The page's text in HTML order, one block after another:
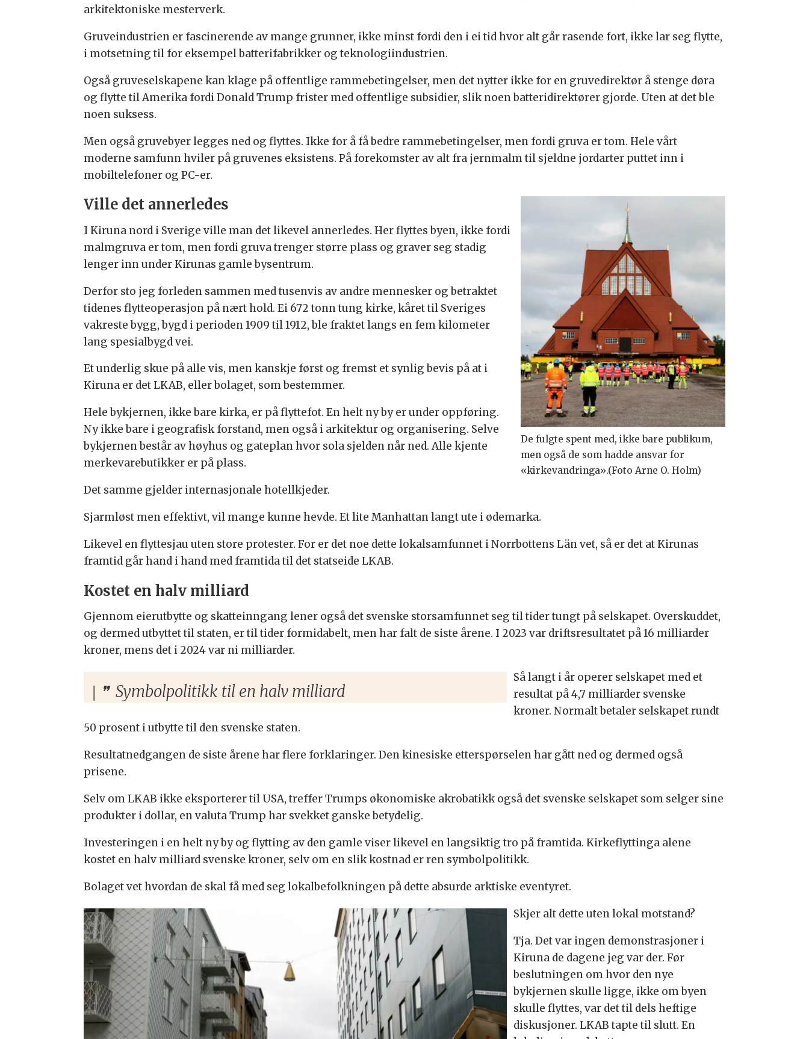
arkitektoniske mesterverk.
Gruveindustrien er fascinerende av mange grunner, ikke minst fordi den i ei tid hvor alt går rasende fort, ikke lar seg flytte,
i motsetning til for eksempel batterifabrikker og teknologiindustrien.
Også gruveselskapene kan klage på offentlige rammebetingelser, men det nytter ikke for en gruvedirektør å stenge døra
og flytte til Amerika fordi Donald Trump frister med offentlige subsidier, slik noen batteridirektører gjorde. Uten at det ble
noen suksess.
Men også gruvebyer legges ned og flyttes. Ikke for å få bedre rammebetingelser, men fordi gruva er tom. Hele vårt
moderne samfunn hviler på gruvenes eksistens. På forekomster av alt fra jernmalm til sjeldne jordarter puttet inn i
mobiltelefoner og PC-er.
De fulgte spent med, ikke bare publikum,
men også de som hadde ansvar for
«kirkevandringa».(Foto Arne O. Holm)
Ville det annerledes
I Kiruna nord i Sverige ville man det likevel annerledes. Her flyttes byen, ikke fordi
malmgruva er tom, men fordi gruva trenger større plass og graver seg stadig
lenger inn under Kirunas gamle bysentrum.
Derfor sto jeg forleden sammen med tusenvis av andre mennesker og betraktet
tidenes flytteoperasjon på nært hold. Ei 672 tonn tung kirke, kåret til Sveriges
vakreste bygg, bygd i perioden 1909 til 1912, ble fraktet langs en fem kilometer
lang spesialbygd vei.
Et underlig skue på alle vis, men kanskje først og fremst et synlig bevis på at i
Kiruna er det LKAB, eller bolaget, som bestemmer.
Hele bykjernen, ikke bare kirka, er på flyttefot. En helt ny by er under oppføring.
Ny ikke bare i geografisk forstand, men også i arkitektur og organisering. Selve
bykjernen består av høyhus og gateplan hvor sola sjelden når ned. Alle kjente
merkevarebutikker er på plass.
Det samme gjelder internasjonale hotellkjeder.
Sjarmløst men effektivt, vil mange kunne hevde. Et lite Manhattan langt ute i ødemarka.
Likevel en flyttesjau uten store protester. For er det noe dette lokalsamfunnet i Norrbottens Län vet, så er det at Kirunas
framtid går hand i hand med framtida til det statseide LKAB.
Kostet en halv milliard
Gjennom eierutbytte og skatteinngang lener også det svenske storsamfunnet seg til tider tungt på selskapet. Overskuddet,
og dermed utbyttet til staten, er til tider formidabelt, men har falt de siste årene. I 2023 var driftsresultatet på 16 milliarder
kroner, mens det i 2024 var ni milliarder.
Symbolpolitikk til en halv milliard
Så langt i år operer selskapet med et
resultat på 4,7 milliarder svenske
kroner. Normalt betaler selskapet rundt
50 prosent i utbytte til den svenske staten.
Resultatnedgangen de siste årene har flere forklaringer. Den kinesiske etterspørselen har gått ned og dermed også
prisene.
Selv om LKAB ikke eksporterer til USA, treffer Trumps økonomiske akrobatikk også det svenske selskapet som selger sine
produkter i dollar, en valuta Trump har svekket ganske betydelig.
Investeringen i en helt ny by og flytting av den gamle viser likevel en langsiktig tro på framtida. Kirkeflyttinga alene
kostet en halv milliard svenske kroner, selv om en slik kostnad er ren symbolpolitikk.
Bolaget vet hvordan de skal få med seg lokalbefolkningen på dette absurde arktiske eventyret.
Skjer alt dette uten lokal motstand?
Tja. Det var ingen demonstrasjoner i
Kiruna de dagene jeg var der. Før
beslutningen om hvor den nye
bykjernen skulle ligge, ikke om byen
skulle flyttes, var det til dels heftige
diskusjoner. LKAB tapte til slutt. En